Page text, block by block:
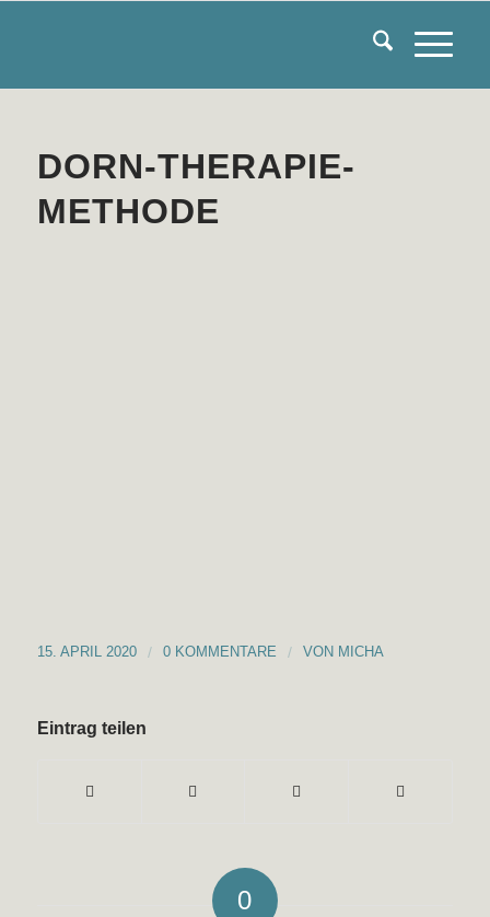
DORN-THERAPIE-
METHODE
15. APRIL 2020 / 0 KOMMENTARE / VON MICHA
Eintrag teilen
0